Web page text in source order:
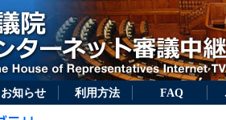
お知らせ 利用方法 FAQ